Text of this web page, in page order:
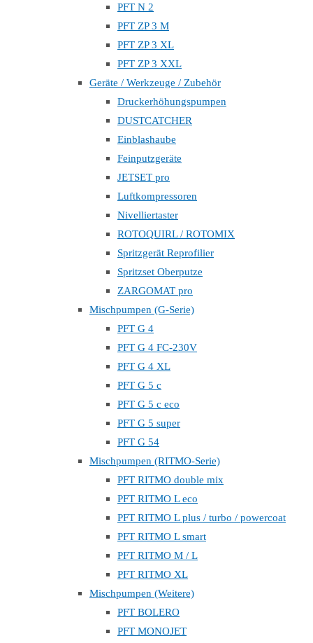
PFT N 2
PFT ZP 3 M
PFT ZP 3 XL
PFT ZP 3 XXL
Geräte / Werkzeuge / Zubehör
Druckerhöhungspumpen
DUSTCATCHER
Einblashaube
Feinputzgeräte
JETSET pro
Luftkompressoren
Nivelliertaster
ROTOQUIRL / ROTOMIX
Spritzgerät Reprofilier
Spritzset Oberputze
ZARGOMAT pro
Mischpumpen (G-Serie)
PFT G 4
PFT G 4 FC-230V
PFT G 4 XL
PFT G 5 c
PFT G 5 c eco
PFT G 5 super
PFT G 54
Mischpumpen (RITMO-Serie)
PFT RITMO double mix
PFT RITMO L eco
PFT RITMO L plus / turbo / powercoat
PFT RITMO L smart
PFT RITMO M / L
PFT RITMO XL
Mischpumpen (Weitere)
PFT BOLERO
PFT MONOJET